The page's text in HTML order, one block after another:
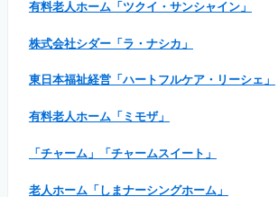
有料老人ホーム「ツクイ・サンシャイン」
株式会社シダー「ラ・ナシカ」
東日本福祉経営「ハートフルケア・リーシェ」
有料老人ホーム「ミモザ」
「チャーム」「チャームスイート」
老人ホーム「しまナーシングホーム」